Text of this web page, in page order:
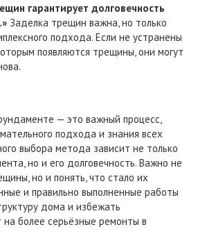
гарантирует долговечность
Заделка трещин важна, но только
подхода. Если не устранены
появляются трещины, они могут
— это важный процесс,
подхода и знания всех
выбора метода зависит не только
но и его долговечность. Важно не
но и понять, что стало их
и правильно выполненные работы
дома и избежать
на более серьёзные ремонты в